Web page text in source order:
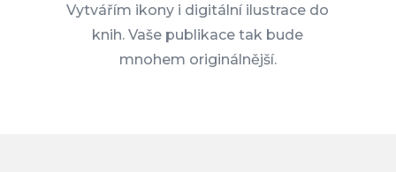
Vytvářím ikony i digitální ilustrace do
knih. Vaše publikace tak bude
mnohem originálnější.